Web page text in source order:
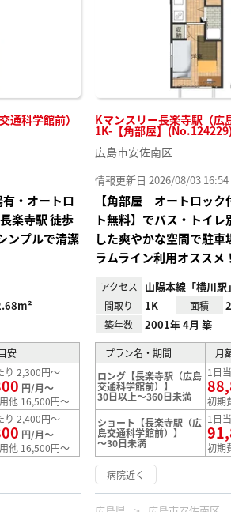
通科学館前）
有・オートロ
楽寺駅 徒歩
ンプルで清潔
安
り 2,300円～
円/月～
他 16,500円～
り 2,400円～
円/月～
他 16,500円～
Kマンスリー長楽寺駅（広
1K-【角部屋】
広島市安佐南区
情報更新日 2026/08/03 16:54
【角部屋 オートロック
ト無料】でバス・トイレ
した爽やかな空間で駐
ラムライン利用オススメ！
アクセス 山陽本線「横川駅」
間取り 1K 面積
築年数 2001年 4月 築
プラン名・期間
月
ロング【長楽寺駅（広島
交通科学館前）】
30日以上～360日未満
1日
初期
ショート【長楽寺駅（広
島交通科学館前）】
～30日未満
1日
初期
病院近く